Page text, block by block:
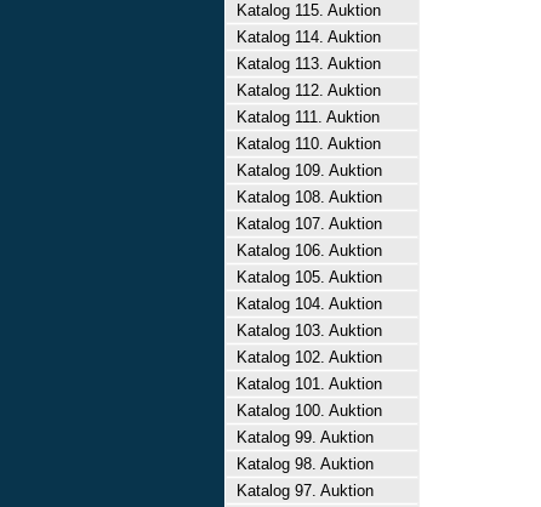
Katalog 115. Auktion
Katalog 114. Auktion
Katalog 113. Auktion
Katalog 112. Auktion
Katalog 111. Auktion
Katalog 110. Auktion
Katalog 109. Auktion
Katalog 108. Auktion
Katalog 107. Auktion
Katalog 106. Auktion
Katalog 105. Auktion
Katalog 104. Auktion
Katalog 103. Auktion
Katalog 102. Auktion
Katalog 101. Auktion
Katalog 100. Auktion
Katalog 99. Auktion
Katalog 98. Auktion
Katalog 97. Auktion